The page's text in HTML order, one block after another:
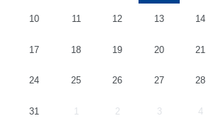
10 11 12 13 14
17 18 19 20 21
24 25 26 27 28
31 1 2 3 4